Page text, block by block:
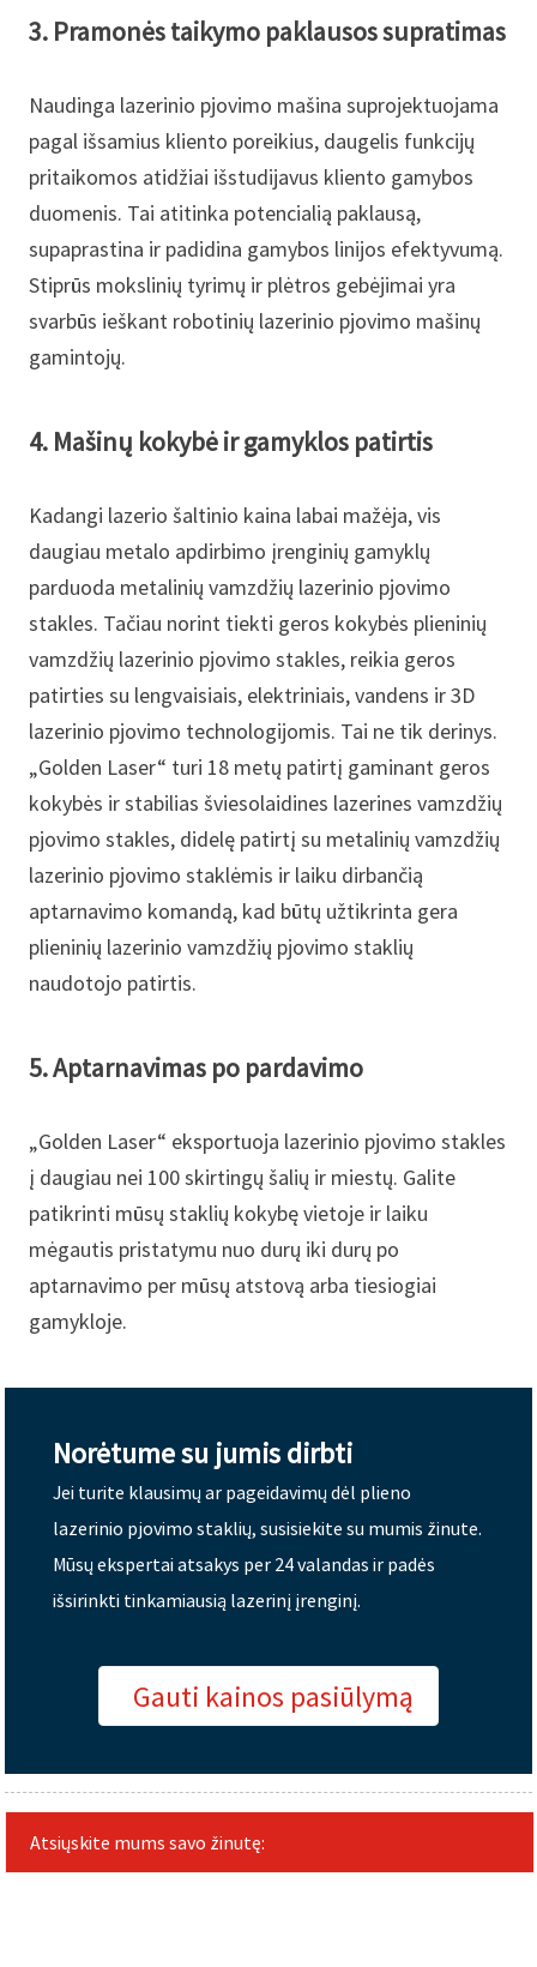
3. Pramonės taikymo paklausos supratimas
Naudinga lazerinio pjovimo mašina suprojektuojama
pagal išsamius kliento poreikius, daugelis funkcijų
pritaikomos atidžiai išstudijavus kliento gamybos
duomenis. Tai atitinka potencialią paklausą,
supaprastina ir padidina gamybos linijos efektyvumą.
Stiprūs mokslinių tyrimų ir plėtros gebėjimai yra
svarbūs ieškant robotinių lazerinio pjovimo mašinų
gamintojų.
4. Mašinų kokybė ir gamyklos patirtis
Kadangi lazerio šaltinio kaina labai mažėja, vis
daugiau metalo apdirbimo įrenginių gamyklų
parduoda metalinių vamzdžių lazerinio pjovimo
stakles. Tačiau norint tiekti geros kokybės plieninių
vamzdžių lazerinio pjovimo stakles, reikia geros
patirties su lengvaisiais, elektriniais, vandens ir 3D
lazerinio pjovimo technologijomis. Tai ne tik derinys.
„Golden Laser“ turi 18 metų patirtį gaminant geros
kokybės ir stabilias šviesolaidines lazerines vamzdžių
pjovimo stakles, didelę patirtį su metalinių vamzdžių
lazerinio pjovimo staklėmis ir laiku dirbančią
aptarnavimo komandą, kad būtų užtikrinta gera
plieninių lazerinio vamzdžių pjovimo staklių
naudotojo patirtis.
5. Aptarnavimas po pardavimo
„Golden Laser“ eksportuoja lazerinio pjovimo stakles
į daugiau nei 100 skirtingų šalių ir miestų. Galite
patikrinti mūsų staklių kokybę vietoje ir laiku
mėgautis pristatymu nuo durų iki durų po
aptarnavimo per mūsų atstovą arba tiesiogiai
gamykloje.
Norėtume su jumis dirbti
Jei turite klausimų ar pageidavimų dėl plieno
lazerinio pjovimo staklių, susisiekite su mumis žinute.
Mūsų ekspertai atsakys per 24 valandas ir padės
išsirinkti tinkamiausią lazerinį įrenginį.
Gauti kainos pasiūlymą
Atsiųskite mums savo žinutę: